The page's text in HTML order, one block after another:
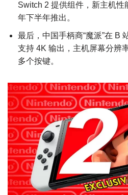
Switch 2 提供组件，新主机
年下半年推出。
最后，中国手柄商“魔派”在 B
支持 4K 输出，主机屏幕分辨
多个按键。